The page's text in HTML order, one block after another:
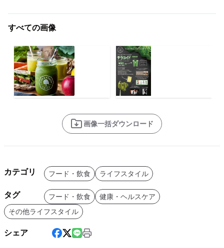
すべての画像
画像一括ダウンロード
カテゴリ フード・飲食 ライフスタイル
タグ フード・飲食
健康・ヘルスケア
その他ライフスタイル
シェア